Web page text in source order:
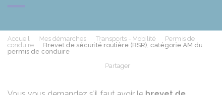
Accueil Mes démarches Transports - Mobilité
Permis de
conduire
Brevet de sécurité routière (BSR), catégorie AM du
permis de conduire
Partager